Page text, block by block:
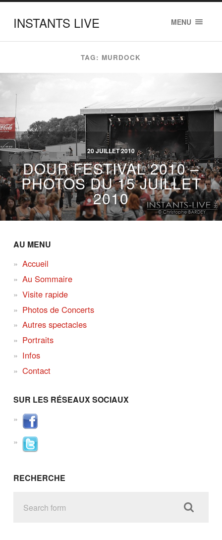
INSTANTS LIVE MENU
TAG: MURDOCK
20 JUILLET 2010
DOUR FESTIVAL 2010 –
PHOTOS DU 15 JUILLET
2010
AU MENU
Accueil
Au Sommaire
Visite rapide
Photos de Concerts
Autres spectacles
Portraits
Infos
Contact
SUR LES RÉSEAUX SOCIAUX
RECHERCHE